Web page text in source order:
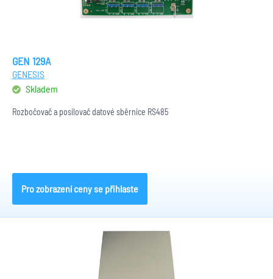
GEN 129A
GENESIS
Skladem
Rozbočovač a posilovač datové sběrnice RS485
Pro zobrazení ceny se přihlaste